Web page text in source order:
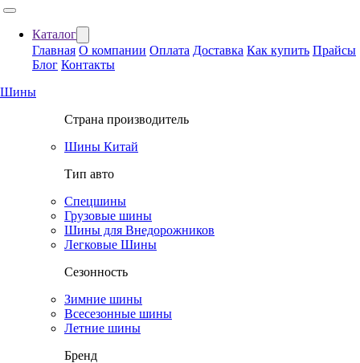
Каталог
Главная О компании Оплата Доставка Как купить Прайсы
Блог Контакты
Шины
Страна производитель
Шины Китай
Тип авто
Спецшины
Грузовые шины
Шины для Внедорожников
Легковые Шины
Сезонность
Зимние шины
Всесезонные шины
Летние шины
Бренд